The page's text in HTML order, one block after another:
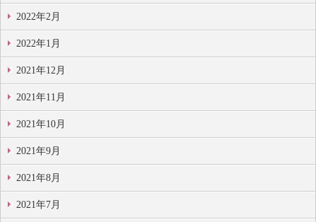
2022年2月
2022年1月
2021年12月
2021年11月
2021年10月
2021年9月
2021年8月
2021年7月